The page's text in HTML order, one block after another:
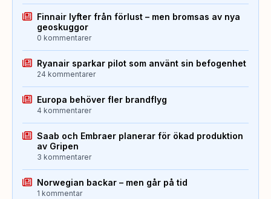
Finnair lyfter från förlust – men bromsas av nya
geoskuggor
0 kommentarer
Ryanair sparkar pilot som använt sin befogenhet
24 kommentarer
Europa behöver fler brandflyg
4 kommentarer
Saab och Embraer planerar för ökad produktion
av Gripen
3 kommentarer
Norwegian backar – men går på tid
1 kommentar